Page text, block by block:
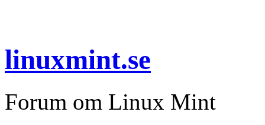
linuxmint.se
Forum om Linux Mint